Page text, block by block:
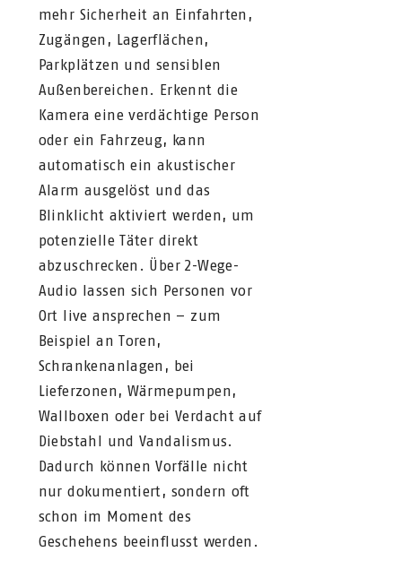
mehr Sicherheit an Einfahrten,
Zugängen, Lagerflächen,
Parkplätzen und sensiblen
Außenbereichen. Erkennt die
Kamera eine verdächtige Person
oder ein Fahrzeug, kann
automatisch ein akustischer
Alarm ausgelöst und das
Blinklicht aktiviert werden, um
potenzielle Täter direkt
abzuschrecken. Über 2-Wege-
Audio lassen sich Personen vor
Ort live ansprechen – zum
Beispiel an Toren,
Schrankenanlagen, bei
Lieferzonen, Wärmepumpen,
Wallboxen oder bei Verdacht auf
Diebstahl und Vandalismus.
Dadurch können Vorfälle nicht
nur dokumentiert, sondern oft
schon im Moment des
Geschehens beeinflusst werden.